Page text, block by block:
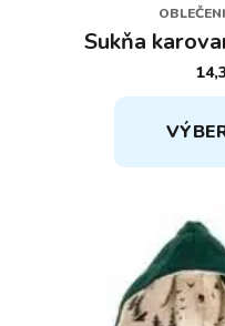
Sukňa
Tento
produkt
má
variantov.
Možnosti
môžete
vybrať